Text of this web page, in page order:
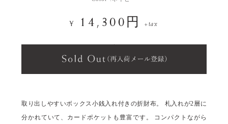
¥ 14,300円 +tax
取り出しやすいボックス小銭入れ付きの折財布。 札入れが2層に
分かれていて、カードポケットも豊富です。 コンパクトながら